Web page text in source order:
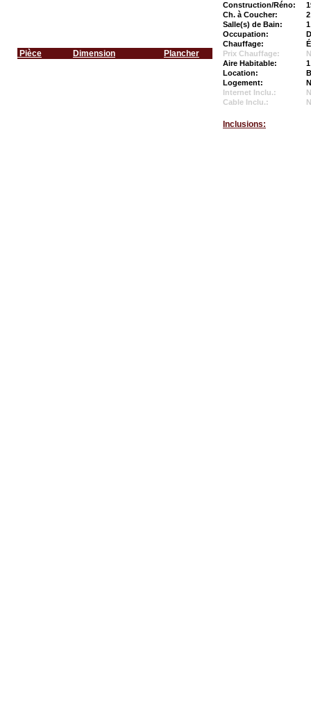
Pièce Dimension Plancher
Construction/Réno:
Ch. à Coucher:
2
Salle(s) de Bain:
1
Occupation:
Chauffage:
Prix Chauffage:
Aire Habitable:
Location:
Logement:
Internet Inclu.:
Cable Inclu.:
Inclusions: